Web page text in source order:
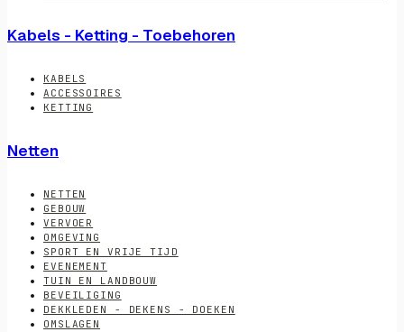
Kabels - Ketting - Toebehoren
KABELS
ACCESSOIRES
KETTING
Netten
NETTEN
GEBOUW
VERVOER
OMGEVING
SPORT EN VRIJE TIJD
EVENEMENT
TUIN EN LANDBOUW
BEVEILIGING
DEKKLEDEN - DEKENS - DOEKEN
OMSLAGEN